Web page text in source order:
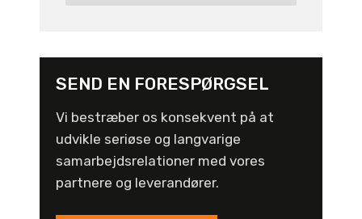
SEND EN FORESPØRGSEL
Vi bestræber os konsekvent på at
udvikle seriøse og langvarige
samarbejdsrelationer med vores
partnere og leverandører.